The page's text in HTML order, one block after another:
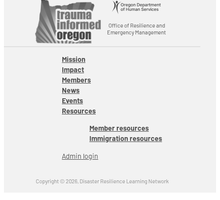
Office of Resilience and
Emergency Management
Mission
Impact
Members
News
Events
Resources
Member resources
Immigration resources
Admin login
Copyright © 2026, Disaster Resilience Learning Network